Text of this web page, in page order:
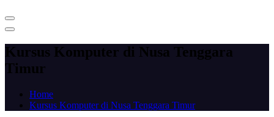
Kursus Komputer di Nusa Tenggara
Timur
Home
Kursus Komputer di Nusa Tenggara Timur